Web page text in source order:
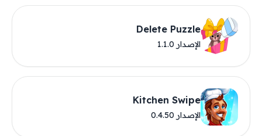
Delete Puzzle
الإصدار 1.1.0
Kitchen Swipe
الإصدار 0.4.50